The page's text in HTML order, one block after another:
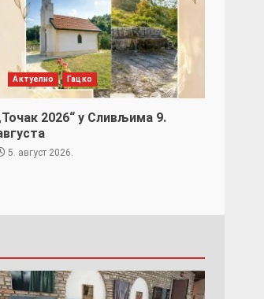
Актуелно Гацко
2026“ у Сливљима 9.
5. август 2026.